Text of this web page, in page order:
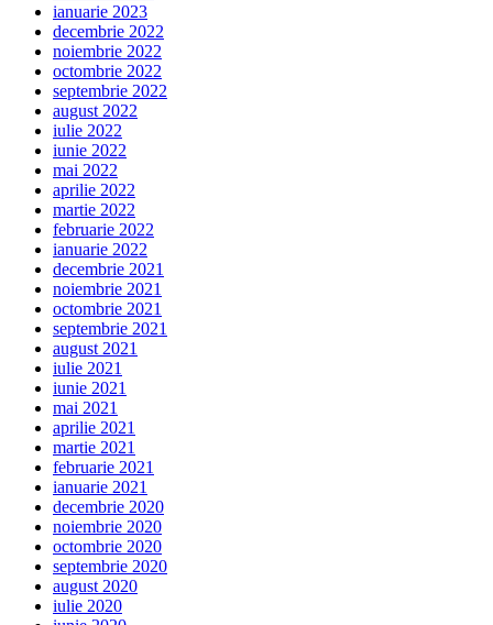
ianuarie 2023
decembrie 2022
noiembrie 2022
octombrie 2022
septembrie 2022
august 2022
iulie 2022
iunie 2022
mai 2022
aprilie 2022
martie 2022
februarie 2022
ianuarie 2022
decembrie 2021
noiembrie 2021
octombrie 2021
septembrie 2021
august 2021
iulie 2021
iunie 2021
mai 2021
aprilie 2021
martie 2021
februarie 2021
ianuarie 2021
decembrie 2020
noiembrie 2020
octombrie 2020
septembrie 2020
august 2020
iulie 2020